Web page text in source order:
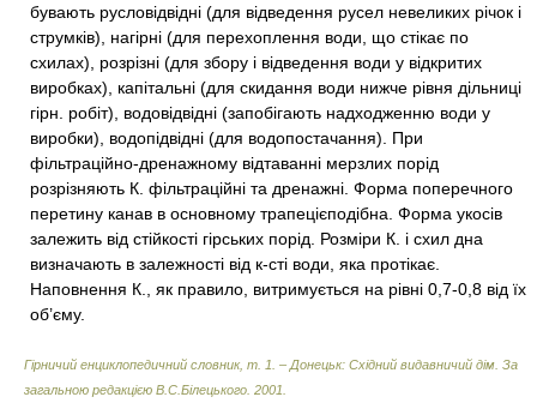
бувають русловідвідні (для відведення русел невеликих річок і
струмків), нагірні (для перехоплення води, що стікає по
схилах), розрізні (для збору і відведення води у відкритих
виробках), капітальні (для скидання води нижче рівня дільниці
гірн. робіт), водовідвідні (запобігають надходженню води у
виробки), водопідвідні (для водопостачання). При
фільтраційно-дренажному відтаванні мерзлих порід
розрізняють К. фільтраційні та дренажні. Форма поперечного
перетину канав в основному трапецієподібна. Форма укосів
залежить від стійкості гірських порід. Розміри К. і схил дна
визначають в залежності від к-сті води, яка протікає.
Наповнення К., як правило, витримується на рівні 0,7-0,8 від їх
об’єму.
Гірничий енциклопедичний словник, т. 1. – Донецьк: Східний видавничий дім За
загальною редакцією В.С.Білецького 2001